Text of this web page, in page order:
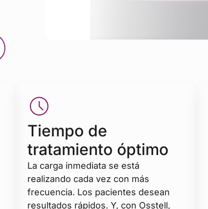
Tiempo de
tratamiento óptimo
La carga inmediata se está
realizando cada vez con más
frecuencia. Los pacientes desean
resultados rápidos. Y, con Osstell,